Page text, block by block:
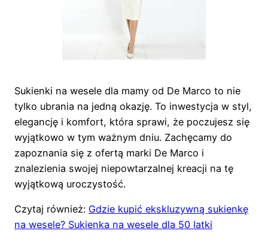
Sukienki na wesele dla mamy od De Marco to nie
tylko ubrania na jedną okazję. To inwestycja w styl,
elegancję i komfort, która sprawi, że poczujesz się
wyjątkowo w tym ważnym dniu. Zachęcamy do
zapoznania się z ofertą marki De Marco i
znalezienia swojej niepowtarzalnej kreacji na tę
wyjątkową uroczystość.
Czytaj również: Gdzie kupić ekskluzywną sukienkę
na wesele? Sukienka na wesele dla 50 latki